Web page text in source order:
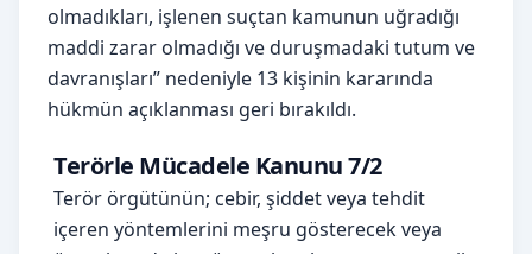
olmadıkları, işlenen suçtan kamunun uğradığı
maddi zarar olmadığı ve duruşmadaki tutum ve
davranışları” nedeniyle 13 kişinin kararında
hükmün açıklanması geri bırakıldı.
Terörle Mücadele Kanunu 7/2
Terör örgütünün; cebir, şiddet veya tehdit
içeren yöntemlerini meşru gösterecek veya